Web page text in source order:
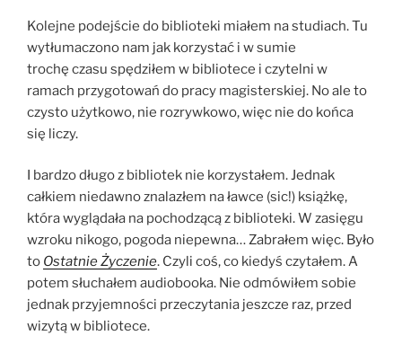
Kolejne podejście do biblioteki miałem na studiach. Tu
wytłumaczono nam jak korzystać i w sumie
trochę czasu spędziłem w bibliotece i czytelni w
ramach przygotowań do pracy magisterskiej. No ale to
czysto użytkowo, nie rozrywkowo, więc nie do końca
się liczy.
I bardzo długo z bibliotek nie korzystałem. Jednak
całkiem niedawno znalazłem na ławce (sic!) książkę,
która wyglądała na pochodzącą z biblioteki. W zasięgu
wzroku nikogo, pogoda niepewna… Zabrałem więc. Było
to Ostatnie Życzenie. Czyli coś, co kiedyś czytałem. A
potem słuchałem audiobooka. Nie odmówiłem sobie
jednak przyjemności przeczytania jeszcze raz, przed
wizytą w bibliotece.